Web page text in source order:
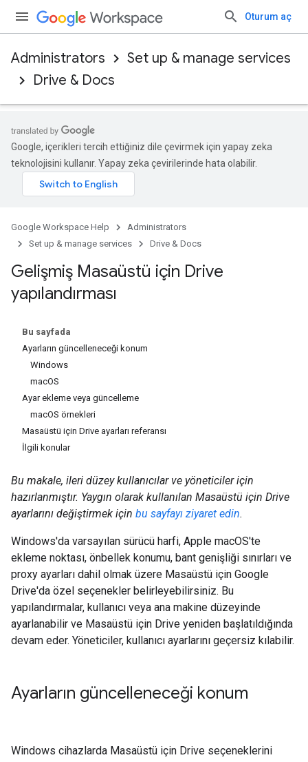
Oturum aç
Administrators
Set up & manage services
Drive & Docs
Google, içerikleri tercih ettiğiniz dile çevirmek için yapay zeka
teknolojisini kullanır. Yapay zeka çevirilerinde hata olabilir.
Google Workspace Help
Administrators
Set up & manage services
Drive & Docs
Gelişmiş Masaüstü için Drive
yapılandırması
Bu sayfada
Ayarların güncelleneceği konum
Windows
macOS
Ayar ekleme veya güncelleme
macOS örnekleri
Masaüstü için Drive ayarları referansı
İlgili konular
Bu makale, ileri düzey kullanıcılar ve yöneticiler için
hazırlanmıştır. Yaygın olarak kullanılan Masaüstü için Drive
ayarlarını değiştirmek için bu sayfayı ziyaret edin.
Windows'da varsayılan sürücü harfi, Apple macOS'te
ekleme noktası, önbellek konumu, bant genişliği sınırları ve
proxy ayarları dahil olmak üzere Masaüstü için Google
Drive'da özel seçenekler belirleyebilirsiniz. Bu
yapılandırmalar, kullanıcı veya ana makine düzeyinde
ayarlanabilir ve Masaüstü için Drive yeniden başlatıldığında
devam eder. Yöneticiler, kullanıcı ayarlarını geçersiz kılabilir.
Ayarların güncelleneceği konum
Windows cihazlarda Masaüstü için Drive seçeneklerini